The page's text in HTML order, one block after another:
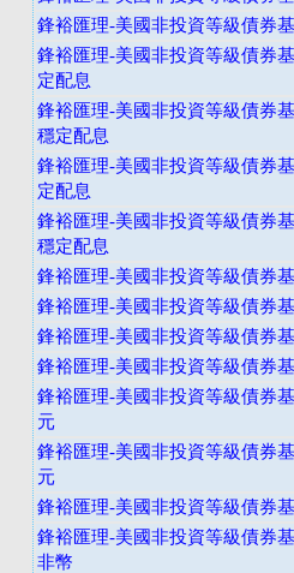
鋒裕匯理-美國非投資等級債券
鋒裕匯理-美國非投資等級債券
定配息
鋒裕匯理-美國非投資等級債券
穩定配息
鋒裕匯理-美國非投資等級債券
定配息
鋒裕匯理-美國非投資等級債券
穩定配息
鋒裕匯理-美國非投資等級債券
鋒裕匯理-美國非投資等級債券
鋒裕匯理-美國非投資等級債券
鋒裕匯理-美國非投資等級債券
鋒裕匯理-美國非投資等級債券
元
鋒裕匯理-美國非投資等級債券
元
鋒裕匯理-美國非投資等級債券
鋒裕匯理-美國非投資等級債券
非幣